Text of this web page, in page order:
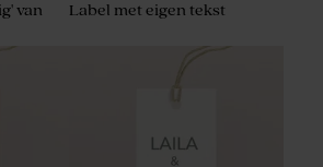
van
Label met eigen tekst